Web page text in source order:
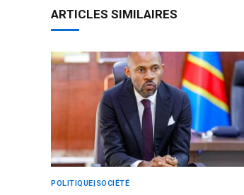
ARTICLES SIMILAIRES
POLITIQUE|SOCIÉTÉ